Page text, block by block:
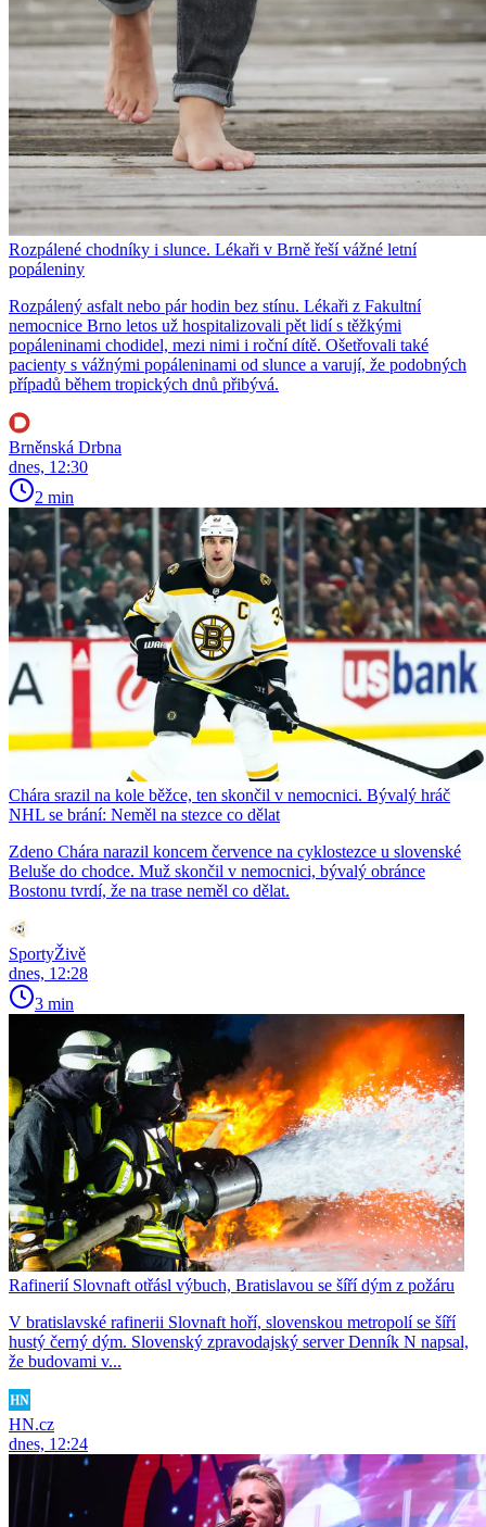
Rozpálené chodníky i slunce. Lékaři v Brně řeší vážné letní
popáleniny
Rozpálený asfalt nebo pár hodin bez stínu. Lékaři z Fakultní
nemocnice Brno letos už hospitalizovali pět lidí s těžkými
popáleninami chodidel, mezi nimi i roční dítě. Ošetřovali také
pacienty s vážnými popáleninami od slunce a varují, že podobných
případů během tropických dnů přibývá.
Brněnská Drbna
dnes, 12:30
2 min
Chára srazil na kole běžce, ten skončil v nemocnici. Bývalý hráč
NHL se brání: Neměl na stezce co dělat
Zdeno Chára narazil koncem července na cyklostezce u slovenské
Beluše do chodce. Muž skončil v nemocnici, bývalý obránce
Bostonu tvrdí, že na trase neměl co dělat.
SportyŽivě
dnes, 12:28
3 min
Rafinerií Slovnaft otřásl výbuch, Bratislavou se šíří dým z požáru
V bratislavské rafinerii Slovnaft hoří, slovenskou metropolí se šíří
hustý černý dým. Slovenský zpravodajský server Denník N napsal,
že budovami v...
HN.cz
dnes, 12:24